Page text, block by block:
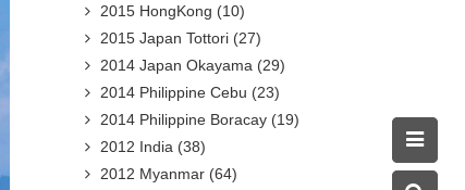
2015 HongKong (10)
2015 Japan Tottori (27)
2014 Japan Okayama (29)
2014 Philippine Cebu (23)
2014 Philippine Boracay (19)
2012 India (38)
2012 Myanmar (64)